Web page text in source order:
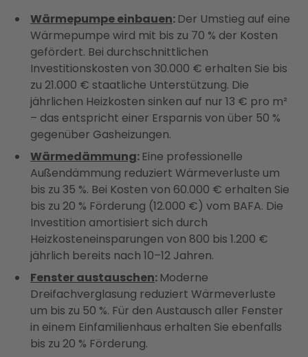
Wärmepumpe einbauen: Der Umstieg auf eine
Wärmepumpe wird mit bis zu 70 % der Kosten
gefördert. Bei durchschnittlichen
Investitionskosten von 30.000 € erhalten Sie bis
zu 21.000 € staatliche Unterstützung. Die
jährlichen Heizkosten sinken auf nur 13 € pro m²
– das entspricht einer Ersparnis von über 50 %
gegenüber Gasheizungen.
Wärmedämmung: Eine professionelle
Außendämmung reduziert Wärmeverluste um
bis zu 35 %. Bei Kosten von 60.000 € erhalten Sie
bis zu 20 % Förderung (12.000 €) vom BAFA. Die
Investition amortisiert sich durch
Heizkosteneinsparungen von 800 bis 1.200 €
jährlich bereits nach 10–12 Jahren.
Fenster austauschen: Moderne
Dreifachverglasung reduziert Wärmeverluste
um bis zu 50 %. Für den Austausch aller Fenster
in einem Einfamilienhaus erhalten Sie ebenfalls
bis zu 20 % Förderung.